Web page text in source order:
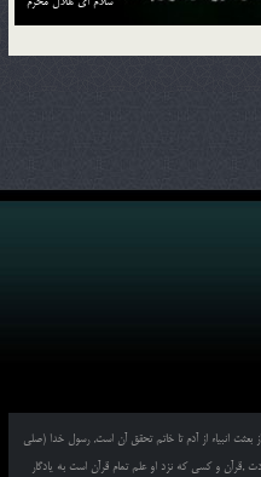
انبیاء از آدم تا خاتم تحقق آن است, رسول خدا (صلی
,قرآن و کسی که نزد او علم تمام قرآن است به یادگار